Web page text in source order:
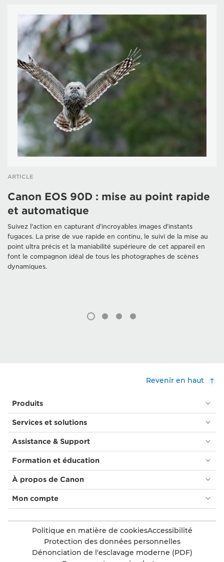
ARTICLE
Canon EOS 90D : mise au point rapide
et automatique
Suivez l'action en capturant d'incroyables images d'instants
fugaces. La prise de vue rapide en continu, le suivi de la mise au
point ultra précis et la maniabilité supérieure de cet appareil en
font le compagnon idéal de tous les photographes de scènes
dynamiques.
Revenir en haut
Produits
Services et solutions
Assistance & Support
Formation et éducation
À propos de Canon
Mon compte
Politique en matière de cookiesAccessibilité
Protection des données personnelles
Dénonciation de l'esclavage moderne (PDF)